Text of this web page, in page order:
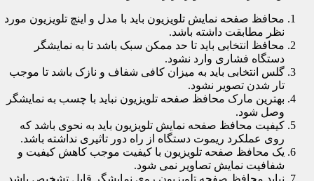
محافظ صفحه نمایش تلویزیون باید با مدل و اینچ تلویزیون مورد
نظر مطابقت داشته باشد.
محافظ انتخابی باید تا حد ممکن سبک باشد تا به نمایشگر
دستگاه فشاری وارد نشود.
گلس انتخابی باید به میزان کافی شفاف و نازک باشد تا موجب
تار شدن تصویر نشود.
بهترین مارک محافظ صفحه تلویزیون نباید با چسب به نمایشگر
وصل شود.
کیفیت محافظ صفحه نمایش تلویزیون باید به نحوی باشد که
روی عملکرد ریموت دستگاه از راه دور تاثیری نداشته باشد.
یک محافظ صفحه تلویزیون با کیفیت موجب کاهش کیفیت و
شفافیت نمایش تصاویر نمی شود.